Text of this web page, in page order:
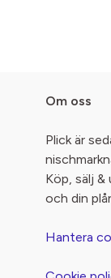
Om oss
Plick är
Köp, sälj
och din
Hantera